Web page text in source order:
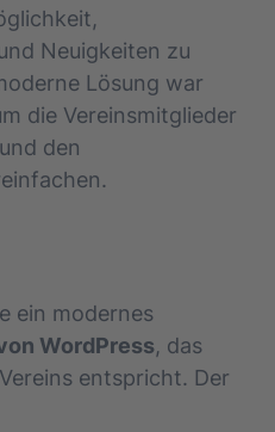
Neuigkeiten zu
Lösung war
die Vereinsmitglieder
den
ein modernes
WordPress, das
entspricht. Der